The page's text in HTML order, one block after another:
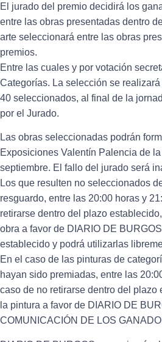
El jurado del premio decidirá los
entre las obras presentadas dentro
arte seleccionará entre las obras
premios.
Entre las cuales y por votación
Categorías. La selección se
40 seleccionados, al final de la
por el Jurado.
Las obras seleccionadas podrán
Exposiciones Valentín Palencia de
septiembre. El fallo del jurado será
Los que resulten no seleccionados
resguardo, entre las 20:00 horas y
retirarse dentro del plazo
obra a favor de DIARIO DE
establecido y podrá utilizarlas
En el caso de las pinturas de
hayan sido premiadas, entre las
caso de no retirarse dentro del
la pintura a favor de DIARIO DE
COMUNICACIÓN DE LOS